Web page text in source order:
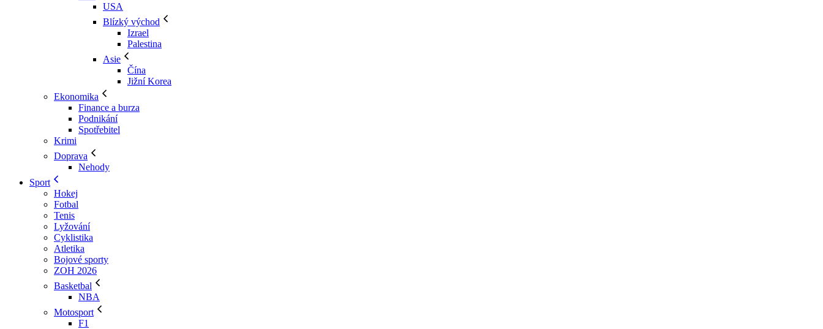
USA
Blízký východ
Izrael
Palestina
Asie
Čína
Jižní Korea
Ekonomika
Finance a burza
Podnikání
Spotřebitel
Krimi
Doprava
Nehody
Sport
Hokej
Fotbal
Tenis
Lyžování
Cyklistika
Atletika
Bojové sporty
ZOH 2026
Basketbal
NBA
Motosport
F1